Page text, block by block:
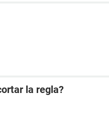
la regla?